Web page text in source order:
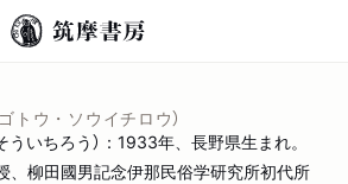
ゴトウ・ソウイチロウ）
ういちろう）：1933年、長野県生まれ。
、柳田國男記念伊那民俗学研究所初代所